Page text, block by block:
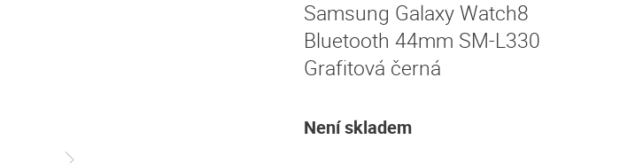
Samsung Galaxy Watch8
Bluetooth 44mm SM-L330
Grafitová černá
Není skladem